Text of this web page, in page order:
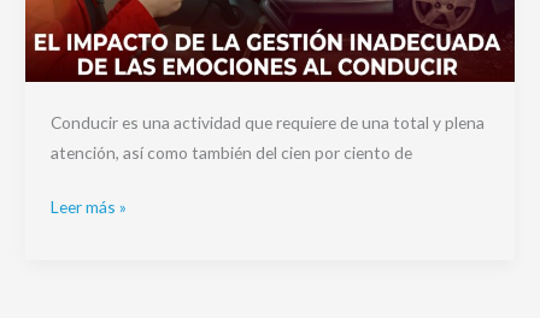
Conducir es una actividad que requiere de una total y plena
atención, así como también del cien por ciento de
Leer más »